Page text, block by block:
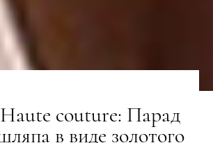
сouture: Парад
в виде золотого